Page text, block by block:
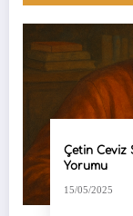
Çetin Ceviz
Yorumu
15/05/2025